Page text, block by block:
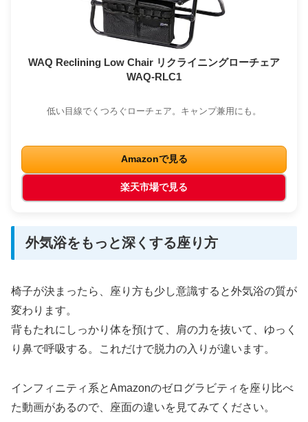
WAQ Reclining Low Chair リクライニングローチェア
WAQ-RLC1
低い目線でくつろぐローチェア。キャンプ兼用にも。
Amazonで見る
楽天市場で見る
外気浴をもっと深くする座り方
椅子が決まったら、座り方も少し意識すると外気浴の質が
変わります。
背もたれにしっかり体を預けて、肩の力を抜いて、ゆっく
り鼻で呼吸する。これだけで脱力の入りが違います。
インフィニティ系とAmazonのゼログラビティを座り比べ
た動画があるので、座面の違いを見てみてください。